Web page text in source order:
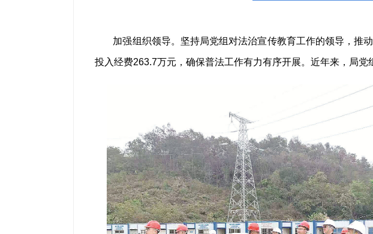
加强组织领导。坚持局党组对法治宣传教育工作的领导，推
投入经费263.7万元，确保普法工作有力有序开展。近年来，局党